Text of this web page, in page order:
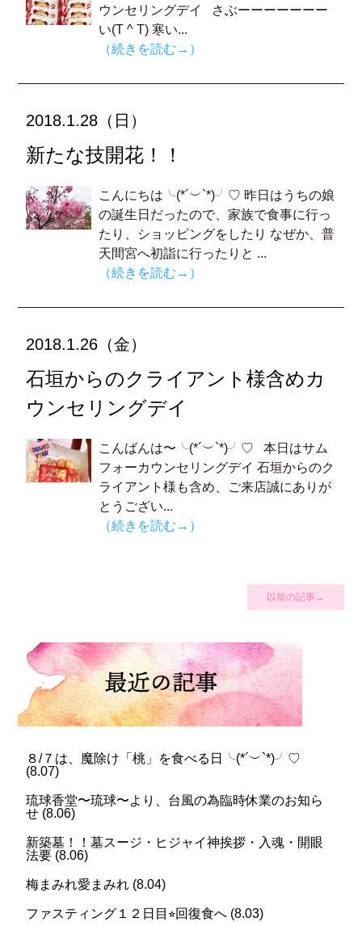
ウンセリングデイ さぶーーーーーーー
い(T ^ T) 寒い...
（続きを読む→）
2018.1.28（日）
新たな技開花！！
こんにちは╰(*´︶`*)╯♡ 昨日はうちの娘
の誕生日だったので、家族で食事に行っ
たり、ショッピングをしたり なぜか、普
天間宮へ初詣に行ったりと ...
（続きを読む→）
2018.1.26（金）
石垣からのクライアント様含めカ
ウンセリングデイ
こんばんは〜╰(*´︶`*)╯♡ 本日はサム
フォーカウンセリングデイ 石垣からのク
ライアント様も含め、ご来店誠にありが
とうござい...
（続きを読む→）
以前の記事→
８/７は、魔除け「桃」を食べる日╰(*´︶`*)╯♡
(8.07)
琉球香堂〜琉球〜より、台風の為臨時休業のお知ら
せ (8.06)
新築墓！！墓スージ・ヒジャイ神挨拶・入魂・開眼
法要 (8.06)
梅まみれ愛まみれ (8.04)
ファスティング１２日目⭐︎回復食へ (8.03)